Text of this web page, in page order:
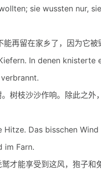
sie wussten nur,
留在家乡了，因为它被
In denen knisterte
枝沙沙作响。除此之外
Das bisschen Wind
im Farn.
能享受到这风，狍子和